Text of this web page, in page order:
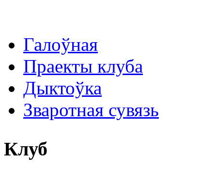
Галоўная
Праекты клуба
Дыктоўка
Зваротная сувязь
Клуб